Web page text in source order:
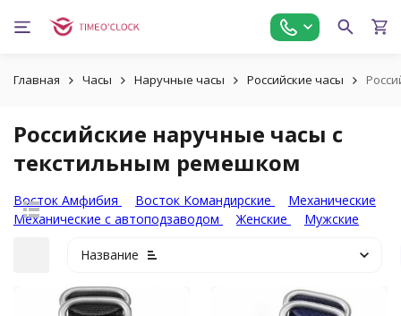
Главная Часы Наручные часы Российские часы
Российские наручные часы с
текстильным ремешком
Восток Амфибия Восток Командирские
Механические
Механические с автоподзаводом
Женские Мужские
Название